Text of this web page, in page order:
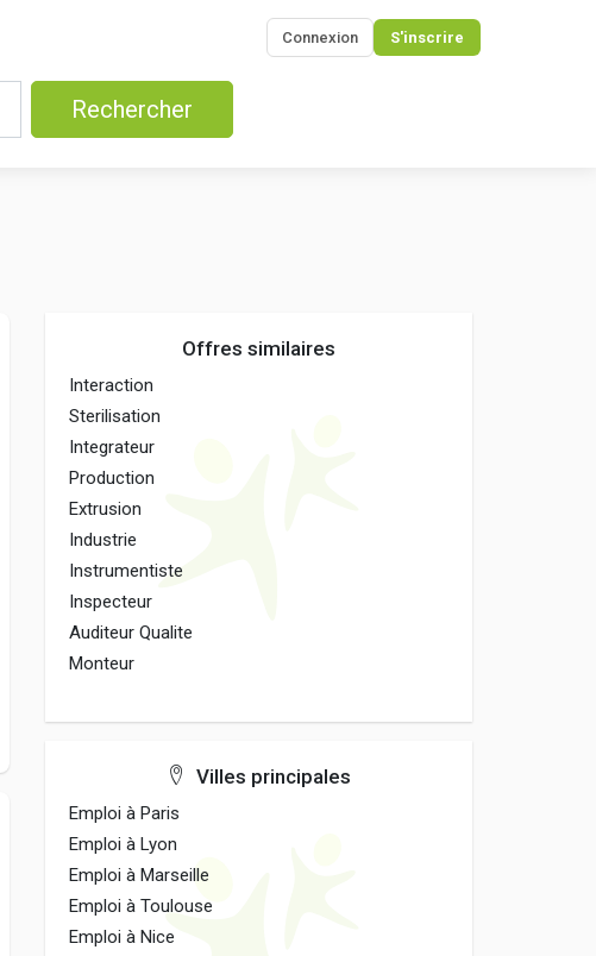
Connexion S'inscrire
Rechercher
Offres similaires
Interaction
Sterilisation
Integrateur
Production
Extrusion
Industrie
Instrumentiste
Inspecteur
Auditeur Qualite
Monteur
Villes principales
Emploi à Paris
Emploi à Lyon
Emploi à Marseille
Emploi à Toulouse
Emploi à Nice